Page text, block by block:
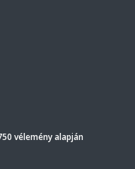
vélemény alapján